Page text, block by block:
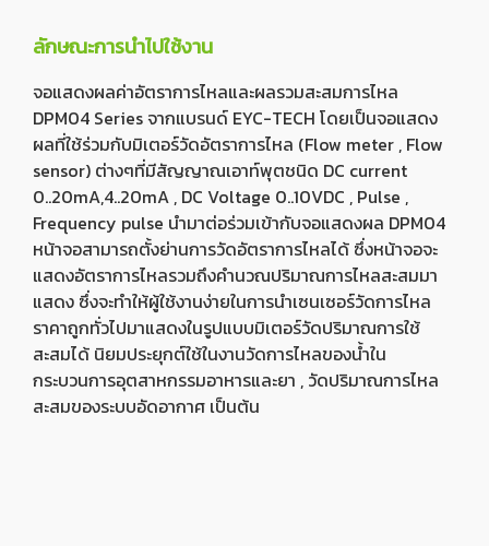
ลักษณะการนำไปใช้งาน
จอแสดงผลค่าอัตราการไหลและผลรวมสะสมการไหล
DPM04 Series จากแบรนด์ EYC-TECH โดยเป็นจอแสดง
ผลที่ใช้ร่วมกับมิเตอร์วัดอัตราการไหล (Flow meter , Flow
sensor) ต่างๆที่มีสัญญาณเอาท์พุตชนิด DC current
0..20mA,4..20mA , DC Voltage 0..10VDC , Pulse ,
Frequency pulse นำมาต่อร่วมเข้ากับจอแสดงผล DPM04
หน้าจอสามารถตั้งย่านการวัดอัตราการไหลได้ ซึ่งหน้าจอจะ
แสดงอัตราการไหลรวมถึงคำนวณปริมาณการไหลสะสมมา
แสดง ซึ่งจะทำให้ผู้ใช้งานง่ายในการนำเซนเซอร์วัดการไหล
ราคาถูกทั่วไปมาแสดงในรูปแบบมิเตอร์วัดปริมาณการใช้
สะสมได้ นิยมประยุกต์ใช้ในงานวัดการไหลของน้ำใน
กระบวนการอุตสาหกรรมอาหารและยา , วัดปริมาณการไหล
สะสมของระบบอัดอากาศ เป็นต้น